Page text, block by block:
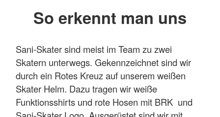
So erkennt man uns
Sani-Skater sind meist im Team zu zwei
Skatern unterwegs. Gekennzeichnet sind wir
durch ein Rotes Kreuz auf unserem weißen
Skater Helm. Dazu tragen wir weiße
Funktionsshirts und rote Hosen mit BRK und